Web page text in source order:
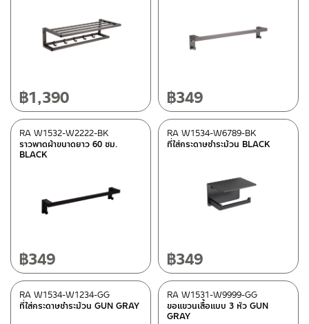
฿1,390 ฿349
ราวพาดผ้าขนาดยาว 60 ซม.
BLACK
RA W1532-W2222-BK
฿349
ที่ใส่กระดาษชำระม้วน BLACK
RA W1534-W6789-BK
฿349
ที่ใส่กระดาษชำระม้วน GUN GRAY
RA W1534-W1234-GG
ขอแขวนเสื้อแบบ 3 หัว GUN
GRAY
RA W1531-W9999-GG